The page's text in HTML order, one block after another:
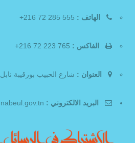
الهاتف :
الفاكس :
العنوان : شارع الحبيب بورقيبة نابل 8000
البريد الالكتروني :